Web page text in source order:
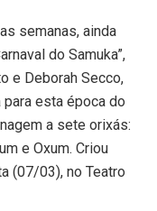
semanas, ainda
do Samuka”,
e Deborah Secco,
esta época do
a sete orixás:
e Oxum. Criou
(07/03), no Teatro